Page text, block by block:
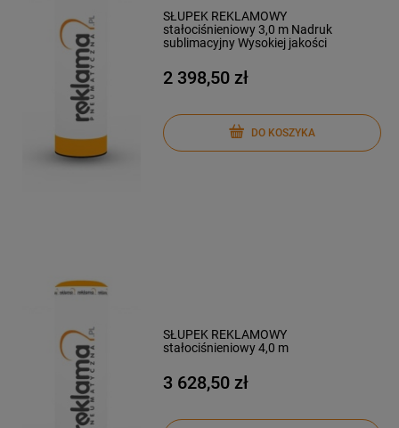
SŁUPEK REKLAMOWY
stałociśnieniowy 3,0 m Nadruk
sublimacyjny Wysokiej jakości
2 398,50 zł
DO KOSZYKA
SŁUPEK REKLAMOWY
stałociśnieniowy 4,0 m
3 628,50 zł